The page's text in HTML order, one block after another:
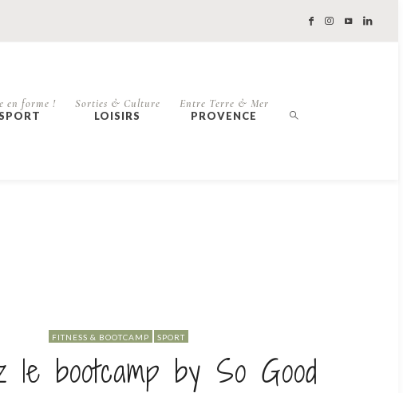
en forme ! Sorties & Culture
LOISIRS
Entre Terre & Mer
PROVENCE
FITNESS & BOOTCAMP SPORT
le bootcamp by So Good